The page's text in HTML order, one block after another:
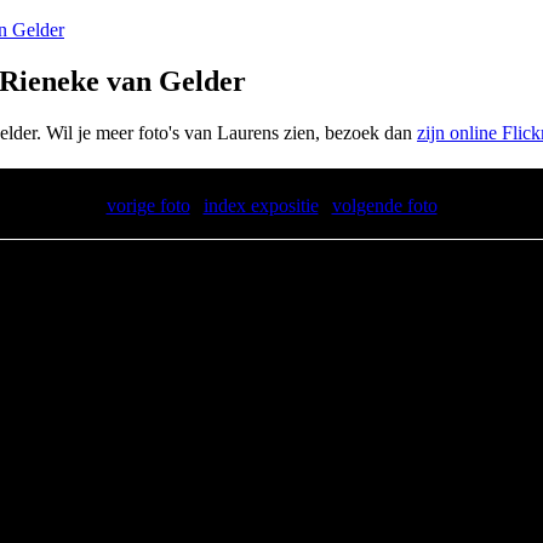
Gelder
van Gelder
Wil je meer foto's van Laurens zien, bezoek dan zijn online
vorige foto| index expositie| volgende foto